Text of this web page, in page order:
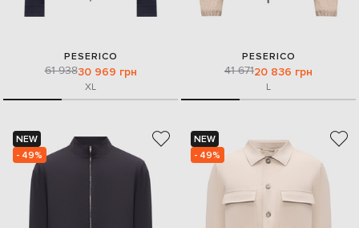
PESERICO
61 93830 969 грн
XL
PESERICO
41 67120 836 грн
L
NEW
- 49%
NEW
- 49%